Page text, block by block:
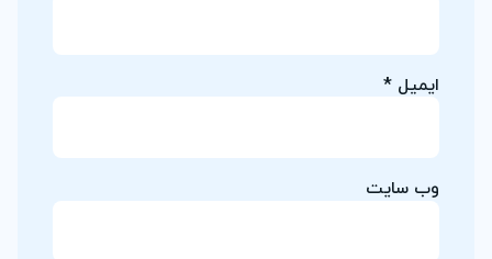
ایمیل *
وب‌ سایت